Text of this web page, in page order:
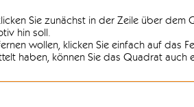
Sie zunächst in der Zeile über
hin soll.
wollen, klicken Sie einfach auf das
haben, können Sie das Quadrat auch